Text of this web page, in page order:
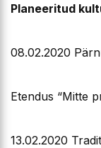
Planeeritud
08.02.2020
Etendus “Mitte
13.02.2020